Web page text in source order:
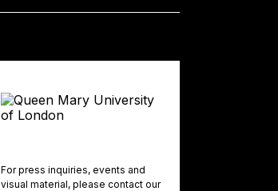
For press inquiries, events and
visual material, please contact our